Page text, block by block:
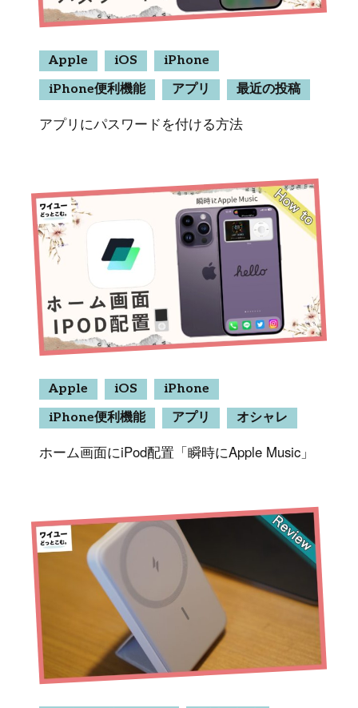
Apple iOS
iPhone
iPhone便利機能
アプリ 最近の投稿
アプリにパスワードを付ける方法
Apple iOS
iPhone
iPhone便利機能
アプリ オシャレ
ホーム画面にiPod配置「瞬時にApple Music」